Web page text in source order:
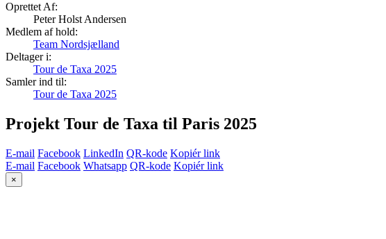
Oprettet Af:
Peter Holst Andersen
Medlem af hold:
Team Nordsjælland
Deltager i:
Tour de Taxa 2025
Samler ind til:
Tour de Taxa 2025
Projekt Tour de Taxa til Paris 2025
E-mail Facebook LinkedIn QR-kode Kopiér link
E-mail Facebook Whatsapp QR-kode Kopiér link
×